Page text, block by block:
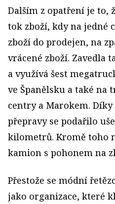
Dalším z opatření je to,
tok zboží, kdy na jedné
zboží do prodejen, na
vrácené zboží. Zavedla
a využívá šest
ve Španělsku a také na
centry a Marokem.
přepravy se podařilo
kilometrů. Kromě toho
kamion s pohonem na
Přestože se módní
jako organizace, které